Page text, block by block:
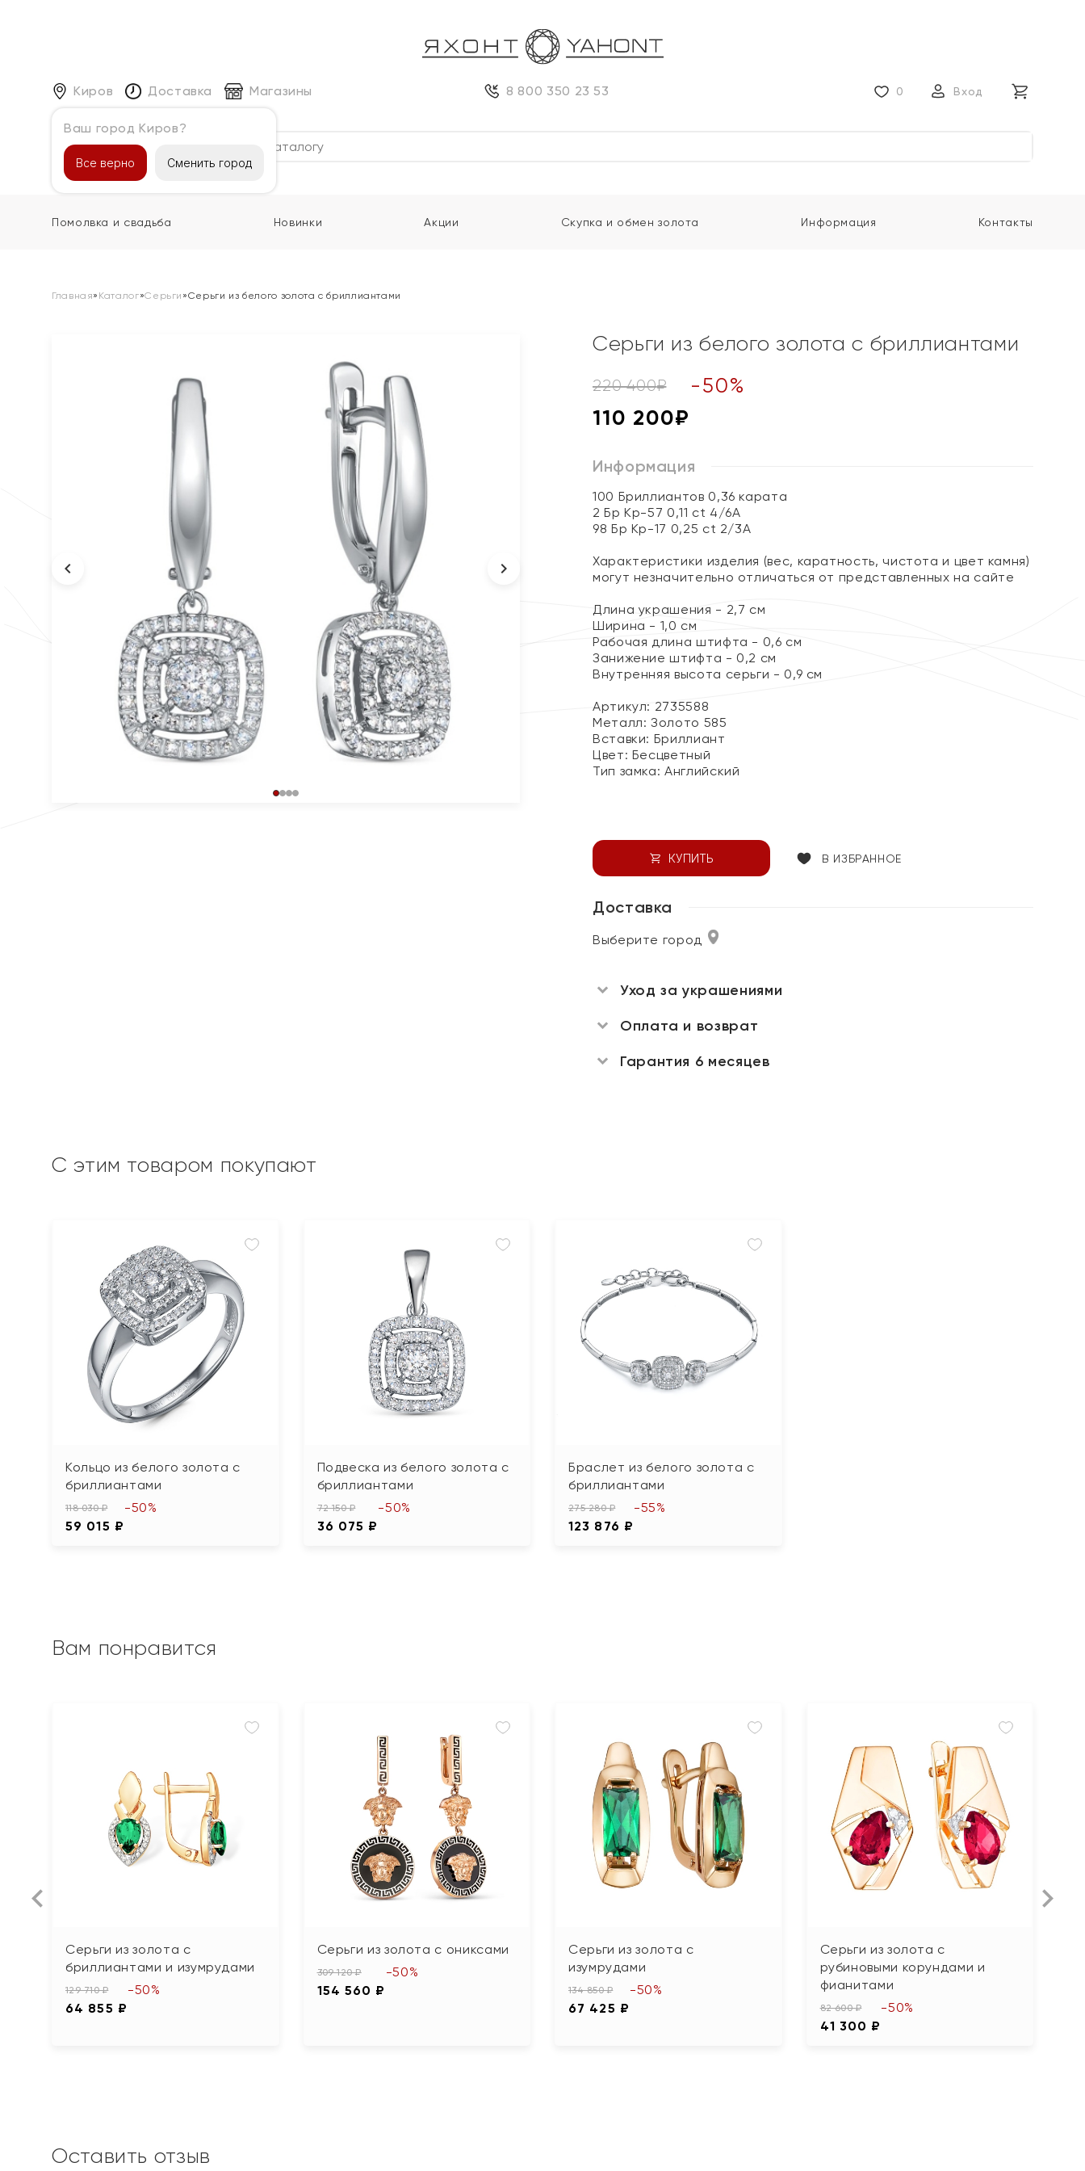
Киров
Ваш город Киров?
Все верно Сменить город
Доставка Магазины 8 800 350 23 53 0 Вход
Каталог
Помолвка и свадьба Новинки Акции Скупка и обмен золота Информация Контакты
Главная» Каталог»Серьги »Серьги из белого золота с бриллиантами
Серьги из белого золота с бриллиантами
220 400₽ -50%
110 200₽
Информация
100 Бриллиантов 0,36 карата
2 Бр Кр-57 0,11 ct 4/6А
98 Бр Кр-17 0,25 ct 2/3А
Характеристики изделия (вес, каратность, чистота и цвет камня)
могут незначительно отличаться от представленных на сайте
Длина украшения - 2,7 см
Ширина - 1,0 см
Рабочая длина штифта - 0,6 см
Занижение штифта - 0,2 см
Внутренняя высота серьги - 0,9 см
Артикул: 2735588
Металл:Золото 585
Вставки: Бриллиант
Цвет: Бесцветный
Тип замка:Английский
КУПИТЬ В ИЗБРАННОЕ
Доставка
Выберите город
Уход за украшениями
Оплата и возврат
Гарантия 6 месяцев
С этим товаром покупают
Кольцо из белого золота с
бриллиантами
118 030 ₽
59 015 ₽
-50%
Подвеска из белого золота с
бриллиантами
72 150 ₽
36 075 ₽
-50%
Браслет из белого золота с
бриллиантами
275 280 ₽
123 876 ₽
-55%
Вам понравится
Серьги из золота с
бриллиантами и изумрудами
129 710 ₽
64 855 ₽
-50%
Серьги из золота с ониксами
309 120 ₽
154 560 ₽
-50%
Серьги из золота с
изумрудами
134 850 ₽
67 425 ₽
-50%
Серьги из золота с
рубиновыми корундами и
фианитами
82 600 ₽
41 300 ₽
-50%
Оставить отзыв